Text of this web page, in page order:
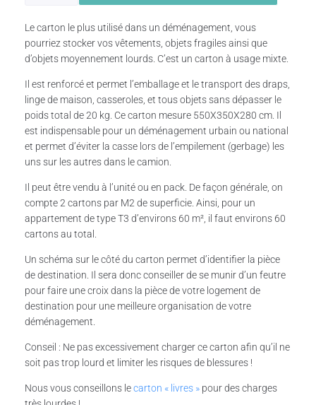
Le carton le plus utilisé dans un déménagement, vous
pourriez stocker vos vêtements, objets fragiles ainsi que
d’objets moyennement lourds. C’est un carton à usage mixte.
Il est renforcé et permet l’emballage et le transport des draps,
linge de maison, casseroles, et tous objets sans dépasser le
poids total de 20 kg. Ce carton mesure 550X350X280 cm. Il
est indispensable pour un déménagement urbain ou national
et permet d’éviter la casse lors de l’empilement (gerbage) les
uns sur les autres dans le camion.
Il peut être vendu à l’unité ou en pack. De façon générale, on
compte 2 cartons par M2 de superficie. Ainsi, pour un
appartement de type T3 d’environs 60 m², il faut environs 60
cartons au total.
Un schéma sur le côté du carton permet d’identifier la pièce
de destination. Il sera donc conseiller de se munir d’un feutre
pour faire une croix dans la pièce de votre logement de
destination pour une meilleure organisation de votre
déménagement.
Conseil : Ne pas excessivement charger ce carton afin qu’il ne
soit pas trop lourd et limiter les risques de blessures !
Nous vous conseillons lecarton « livres » pour des charges